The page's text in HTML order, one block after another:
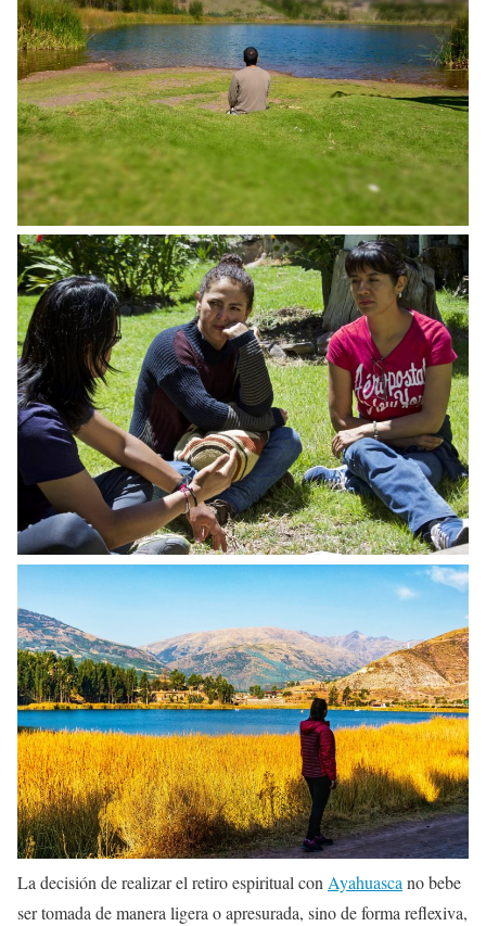
La decisión de realizar el retiro espiritual con Ayahuasca no bebe
ser tomada de manera ligera o apresurada, sino de forma reflexiva,